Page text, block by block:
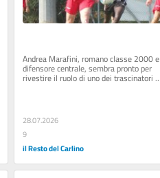
Andrea Marafini, romano classe 2000 e
difensore centrale, sembra pronto per
rivestire il ruolo di uno dei trascinatori
28.07.2026
9
il Resto del Carlino